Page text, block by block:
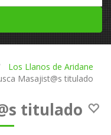
Los Llanos de Aridane
Masajist@s titulado
titulado